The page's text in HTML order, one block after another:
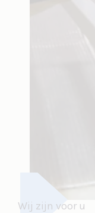
Wij zijn voor u